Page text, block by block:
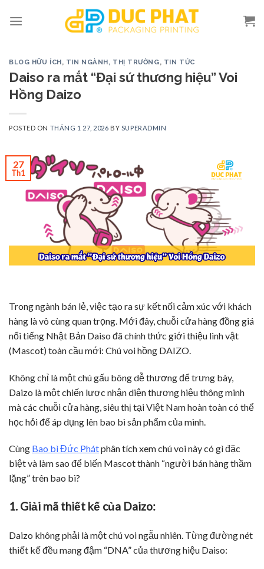
BLOG HỮU ÍCH, TIN NGÀNH, THỊ TRƯỜNG, TIN TỨC
Daiso ra mắt “Đại sứ thương hiệu” Voi
Hồng Daizo
POSTED ON THÁNG 1 27, 2026 BY SUPERADMIN
27
Th1
Trong ngành bán lẻ, việc tạo ra sự kết nối cảm xúc với khách
hàng là vô cùng quan trọng. Mới đây, chuỗi cửa hàng đồng giá
nổi tiếng Nhật Bản Daiso đã chính thức giới thiệu linh vật
(Mascot) toàn cầu mới: Chú voi hồng DAIZO.
Không chỉ là một chú gấu bông dễ thương để trưng bày,
Daizo là một chiến lược nhận diện thương hiệu thông minh
mà các chuỗi cửa hàng, siêu thị tại Việt Nam hoàn toàn có thể
học hỏi để áp dụng lên bao bì sản phẩm của mình.
Cùng Bao bì Đức Phátphân tích xem chú voi này có gì đặc
biệt và làm sao để biến Mascot thành “người bán hàng thầm
lặng” trên bao bì?
1. Giải mã thiết kế của Daizo:
Daizo không phải là một chú voi ngẫu nhiên. Từng đường nét
thiết kế đều mang đậm “DNA” của thương hiệu Daiso: